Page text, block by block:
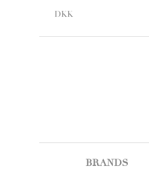
DKK
BRANDS